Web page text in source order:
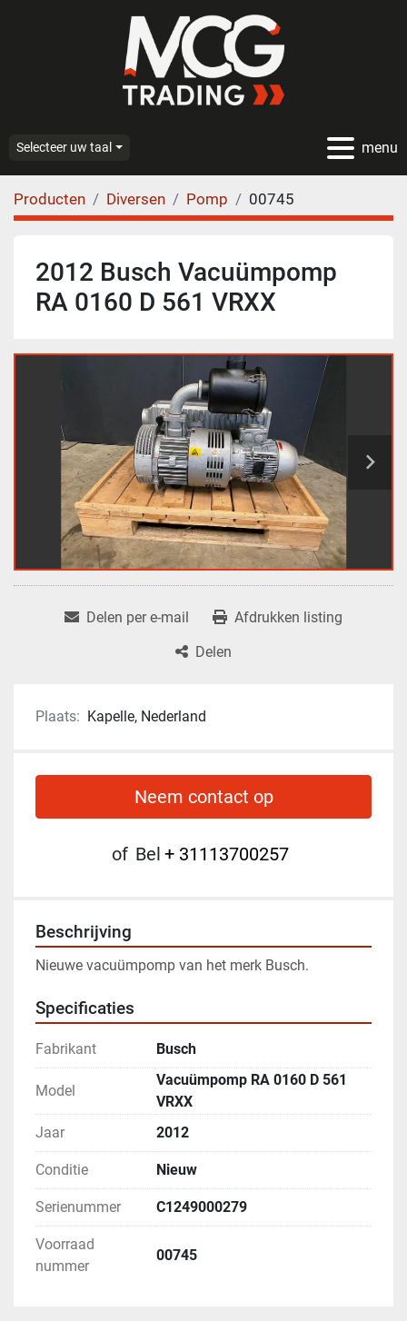
menu
Selecteer uw taal
Producten Diversen Pomp 00745
2012 Busch Vacuümpomp
RA 0160 D 561 VRXX
Delen per e-mail
Afdrukken listing
Delen
Plaats: Kapelle, Nederland
Neem contact op
of Bel + 31113700257
Beschrijving
Nieuwe vacuümpomp van het merk Busch.
Specificaties
Fabrikant Busch
Model
Vacuümpomp RA 0160 D 561
VRXX
Jaar
2012
Conditie Nieuw
Serienummer C1249000279
Voorraad
nummer
00745